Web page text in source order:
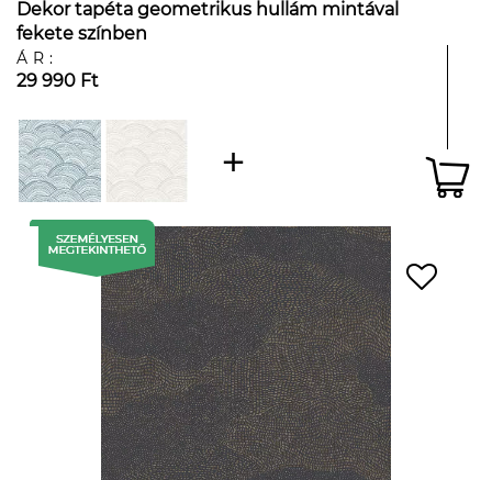
Dekor tapéta geometrikus hullám mintával
fekete színben
ÁR:
29 990 Ft